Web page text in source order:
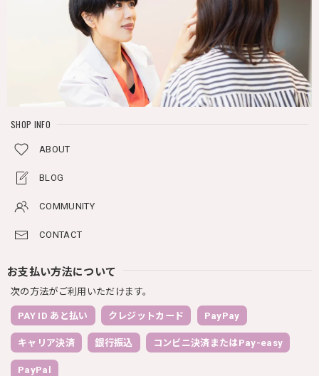
SHOP INFO
ABOUT
BLOG
COMMUNITY
CONTACT
お支払い方法について
次の方法がご利用いただけます。
PAY ID あと払い クレジットカード PayPay
キャリア決済 銀行振込 コンビニ決済またはPay-easy
PayPal